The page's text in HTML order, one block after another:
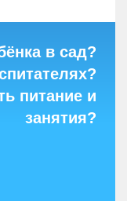
в сад?
питание и
занятия?